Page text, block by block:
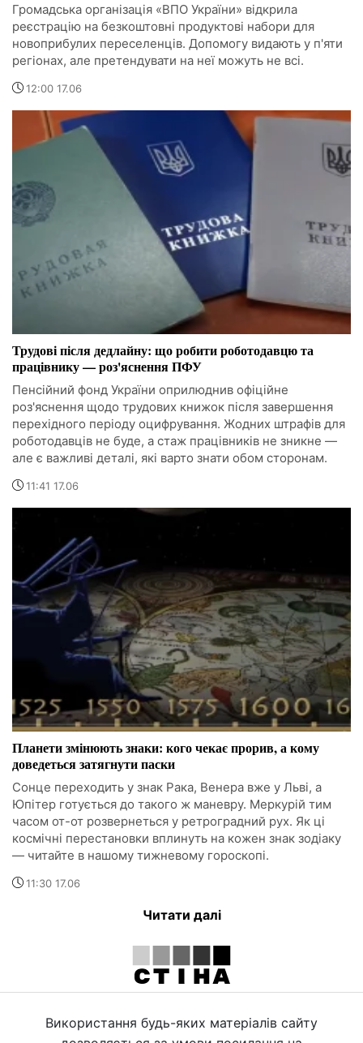
Громадська організація «ВПО України» відкрила
реєстрацію на безкоштовні продуктові набори для
новоприбулих переселенців. Допомогу видають у п'яти
регіонах, але претендувати на неї можуть не всі.
12:00 17.06
Трудові після дедлайну: що робити роботодавцю та
працівнику — роз'яснення ПФУ
Пенсійний фонд України оприлюднив офіційне
роз'яснення щодо трудових книжок після завершення
перехідного періоду оцифрування. Жодних штрафів для
роботодавців не буде, а стаж працівників не зникне —
але є важливі деталі, які варто знати обом сторонам.
11:41 17.06
Планети змінюють знаки: кого чекає прорив, а кому
доведеться затягнути паски
Сонце переходить у знак Рака, Венера вже у Льві, а
Юпітер готується до такого ж маневру. Меркурій тим
часом от-от розвернеться у ретроградний рух. Як ці
космічні перестановки вплинуть на кожен знак зодіаку
— читайте в нашому тижневому гороскопі.
11:30 17.06
Читати далі
Використання будь-яких матеріалів сайту